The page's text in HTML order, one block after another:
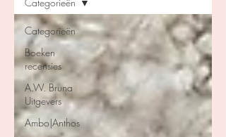
Categorieën
Boeken
recensies
A.W. Bruna
Uitgevers
Ambo|Anthos